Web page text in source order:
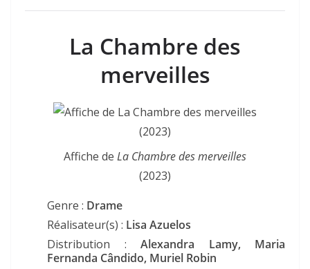
La Chambre des
merveilles
Affiche de La Chambre des merveilles
(2023)
Genre : Drame
Réalisateur(s) : Lisa Azuelos
Distribution : Alexandra Lamy, Maria
Fernanda Cândido, Muriel Robin